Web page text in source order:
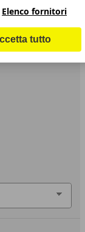
Elenco fornitori
tutto